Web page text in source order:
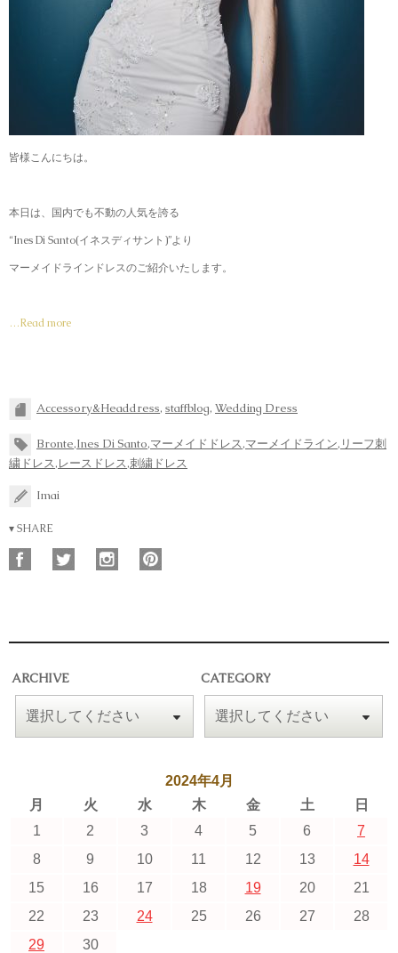
皆様こんにちは。
本日は、国内でも不動の人気を誇る
“Ines Di Santo(イネスディサント)”より
マーメイドラインドレスのご紹介いたします。
…Read more
Accessory&Headdress, staffblog, Wedding Dress
Bronte,Ines Di Santo,マーメイドドレス,マーメイドライン, リーフ刺
繍ドレス,レースドレス,刺繍ドレス
Imai
▾ SHARE
ARCHIVE CATEGORY
2024年4月
月
火 水 木 金 土 日
1 2 3 4 5 6
7
8
9 10 11 12 13
14
15
16 17 18 19 20
21
22
23 24 25 26 27
28
29
30